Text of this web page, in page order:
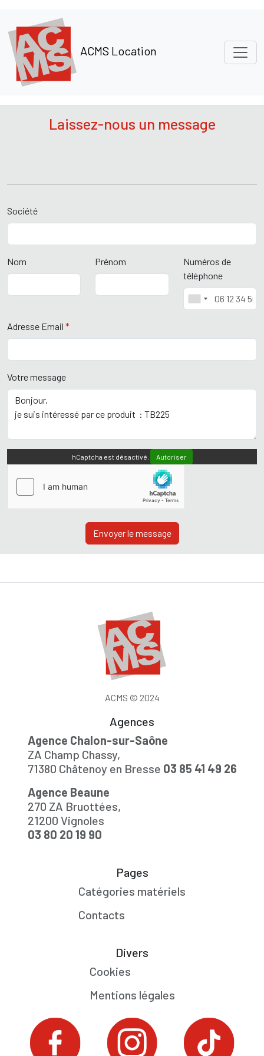
ACMS Location
Laissez-nous un message
Société
Nom Prénom
Numéros de
téléphone
Adresse Email *
Votre message
hCaptcha est désactivé. Autoriser
Envoyer le message
ACMS © 2024
Agences
Agence Chalon-sur-Saône
ZA Champ Chassy,
71380 Châtenoy en Bresse 03 85 41 49 26
Agence Beaune
270 ZA Bruottées,
21200 Vignoles
03 80 20 19 90
Pages
Catégories matériels
Contacts
Divers
Cookies
Mentions légales